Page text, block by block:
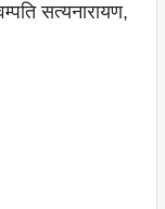
सत्‍यनारायण,